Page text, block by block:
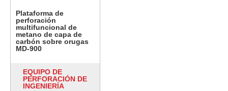
Plataforma de
perforación
multifuncional de
metano de capa de
carbón sobre orugas
MD-900
EQUIPO DE
PERFORACIÓN DE
INGENIERÍA